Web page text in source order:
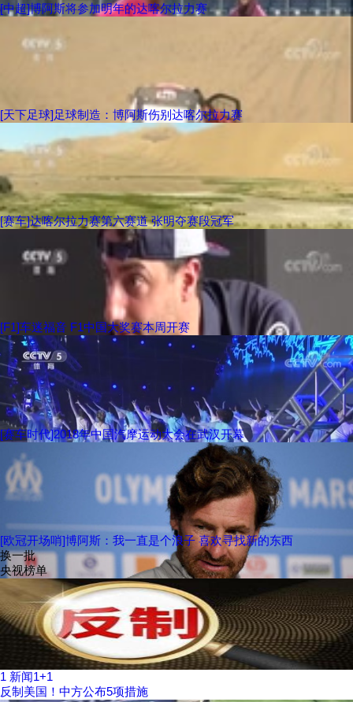
[中超]博阿斯将参加明年的达喀尔拉力赛
[天下足球]足球制造：博阿斯伤别达喀尔拉力赛
[赛车]达喀尔拉力赛第六赛道 张明夺赛段冠军
[F1]车迷福音 F1中国大奖赛本周开赛
[赛车时代]2018年中国汽摩运动大会在武汉开幕
[欧冠开场哨]博阿斯：我一直是个浪子 喜欢寻找新的东西
换一批
央视榜单
1 新闻1+1
反制美国！中方公布5项措施